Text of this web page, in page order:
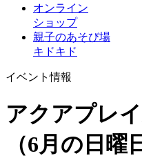
オンライン
ショップ
親子のあそび場
キドキド
イベント情報
アクアプレ
（6月の日曜